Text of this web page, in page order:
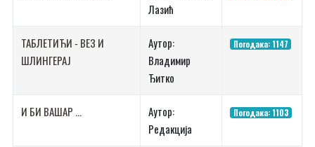
Лазић
ТА­БЛЕ­ТИ­ЋИ - ВЕЗ И
ШЛИН­ГЕ­РАЈ
Аутор:
Владимир
Ђитко
Погодака: 1147
И БИ ВА­ШАР ...
Аутор:
Редакција
Погодака: 1103